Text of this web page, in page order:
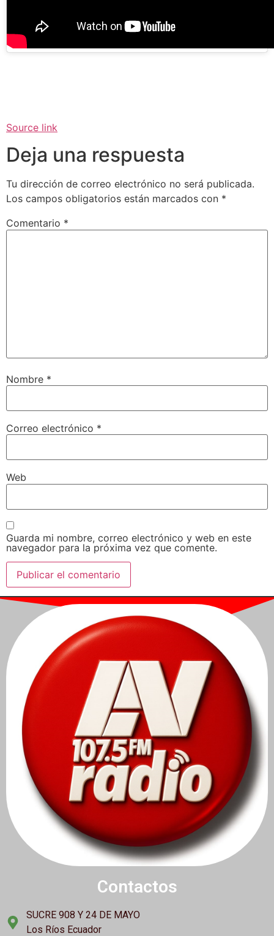
Source link
Deja una respuesta
Tu dirección de correo electrónico no será publicada.
Los campos obligatorios están marcados con *
Comentario *
Nombre *
Correo electrónico *
Web
Guarda mi nombre, correo electrónico y web en este
navegador para la próxima vez que comente.
Contactos
SUCRE 908 Y 24 DE MAYO
Los Ríos Ecuador